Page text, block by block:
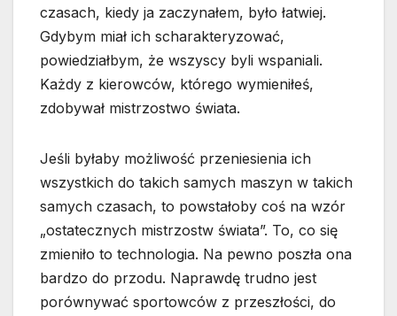
czasach, kiedy ja zaczynałem, było łatwiej.
Gdybym miał ich scharakteryzować,
powiedziałbym, że wszyscy byli wspaniali.
Każdy z kierowców, którego wymieniłeś,
zdobywał mistrzostwo świata.
Jeśli byłaby możliwość przeniesienia ich
wszystkich do takich samych maszyn w takich
samych czasach, to powstałoby coś na wzór
„ostatecznych mistrzostw świata”. To, co się
zmieniło to technologia. Na pewno poszła ona
bardzo do przodu. Naprawdę trudno jest
porównywać sportowców z przeszłości, do